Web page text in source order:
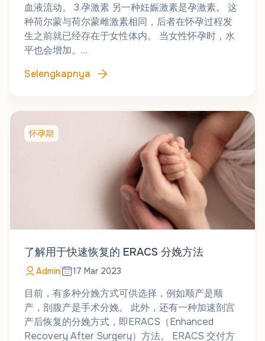
血液流动。 3.孕激素 另一种妊娠激素是孕激素。 这
种荷尔蒙与荷尔蒙雌激素相同，后者在怀孕过程发
生之前就已经存在于女性体内。 当女性怀孕时，水
平也会增加。…
Selengkapnya
怀孕期
了解用于快速恢复的 ERACS 分娩方法
Admin 17 Mar 2023
目前，有多种分娩方式可供选择，例如顺产是顺
产，剖腹产是手术分娩。 此外，还有一种加速剖宫
产后恢复的分娩方式，即ERACS（Enhanced
Recovery After Surgery）方法。 ERACS 交付方